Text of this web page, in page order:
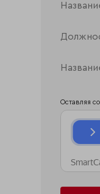
Оставляя